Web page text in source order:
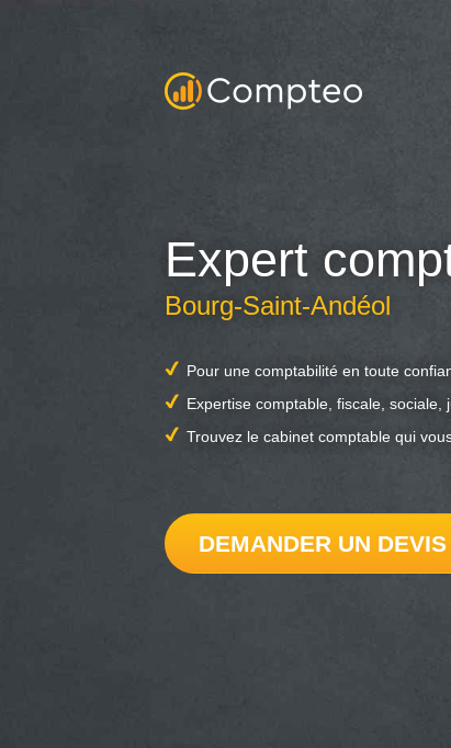
Expert
Bourg-Saint-Andéol
Pour une comptabilité en toute
Expertise comptable, fiscale, sociale,
Trouvez le cabinet comptable qui
DEMANDER UN DEVIS